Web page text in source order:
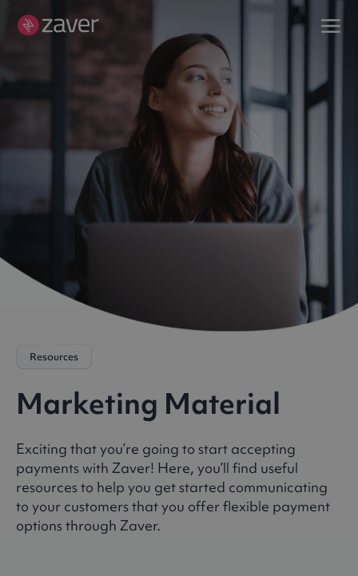
Resources
Marketing Material
Exciting that you’re going to start accepting
payments with Zaver! Here, you’ll find useful
resources to help you get started communicating
to your customers that you offer flexible payment
options through Zaver.